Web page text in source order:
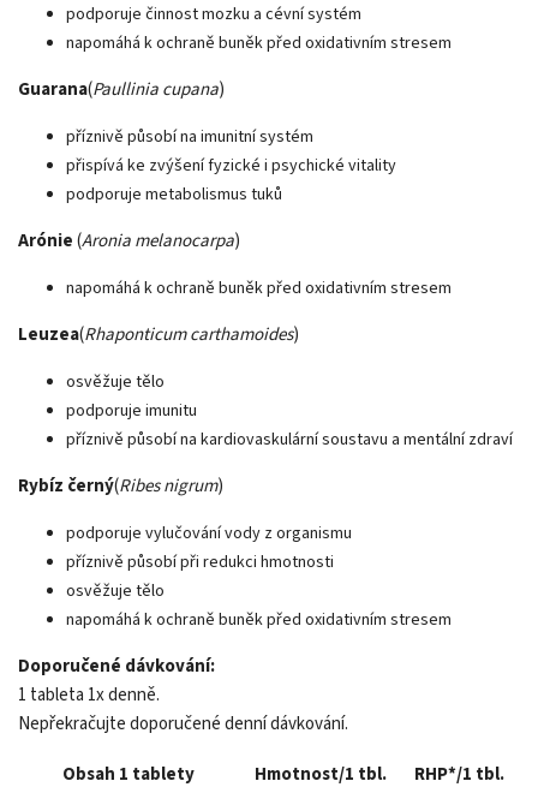
podporuje činnost mozku a cévní systém
napomáhá k ochraně buněk před oxidativním stresem
Guarana(Paullinia cupana)
příznivě působí na imunitní systém
přispívá ke zvýšení fyzické i psychické vitality
podporuje metabolismus tuků
Arónie(Aronia melanocarpa)
napomáhá k ochraně buněk před oxidativním stresem
Leuzea(Rhaponticum carthamoides)
osvěžuje tělo
podporuje imunitu
příznivě působí na kardiovaskulární soustavu a mentální zdraví
Rybíz černý(Ribes nigrum)
podporuje vylučování vody z organismu
příznivě působí při redukci hmotnosti
osvěžuje tělo
napomáhá k ochraně buněk před oxidativním stresem
Doporučené dávkování:
1 tableta 1x denně.
Nepřekračujte doporučené denní dávkování.
Obsah 1 tablety
Hmotnost/1 tbl.
RHP*/1 tbl.